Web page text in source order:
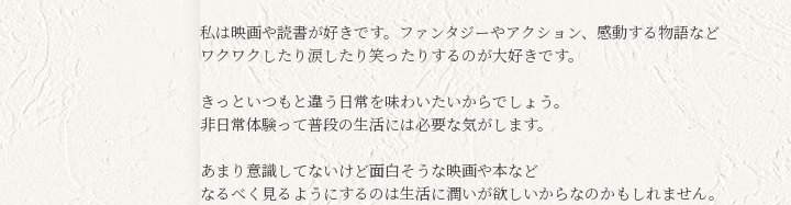
私は映画や読書が好きです。ファンタジーやアクション、感動する物語など
ワクワクしたり涙したり笑ったりするのが大好きです。
きっといつもと違う日常を味わいたいからでしょう。
非日常体験って普段の生活には必要な気がします。
あまり意識してないけど面白そうな映画や本など
なるべく見るようにするのは生活に潤いが欲しいからなのかもしれません。